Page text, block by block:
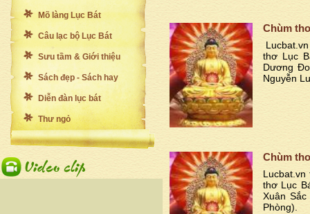
Mõ làng Lục Bát
Câu lạc bộ Lục Bát
Sưu tầm & Giới thiệu
Sách đẹp - Sách hay
Diễn đàn lục bát
Thư ngỏ
Chùm
thơ Lục
Dương
Nguyễn
Chùm
thơ Lục
Xuân
Phòng).